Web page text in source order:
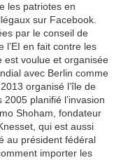
les patriotes en
sur Facebook.
par le conseil de
l’EI en fait contre les
est voulue et organisée
avec Berlin comme
organisé l’île de
planifié l’invasion
Shoham, fondateur
qui est aussi
au président fédéral
importer les